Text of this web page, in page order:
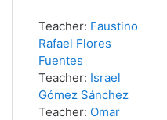
Teacher: Faustino
Rafael Flores
Fuentes
Teacher: Israel
Gómez Sánchez
Teacher: Omar